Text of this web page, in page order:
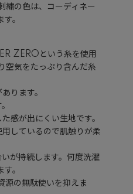
繍の色は、コーディネー
。
ZEROという糸を使用
空気をたっぷり含んだ糸
ります。
感が出にくい生地です。
しているので肌触りが柔
が持続します。何度洗濯
。
源の無駄使いを抑えま